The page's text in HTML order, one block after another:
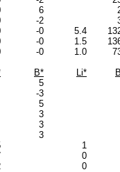
6
-2
-0 5.4
-0 1.5
-0 1.0
B* Li*
5
-3
5
3
3
3
1
0
0